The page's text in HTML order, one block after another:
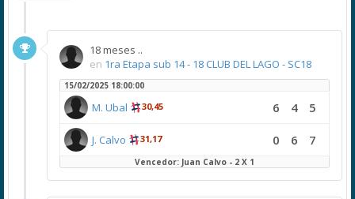
18 meses ..
en 1ra Etapa sub 14 - 18 CLUB DEL LAGO - SC18
15/02/2025 18:00:00
M. Ubal 30,45 6 4 5
J. Calvo 31,17 0 6 7
Vencedor: Juan Calvo - 2 X 1